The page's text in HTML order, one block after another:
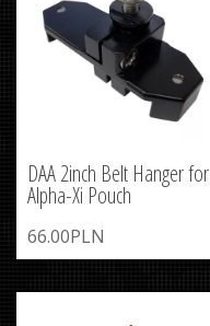
DAA 2inch Belt Hanger for
Alpha-Xi Pouch
66.00PLN